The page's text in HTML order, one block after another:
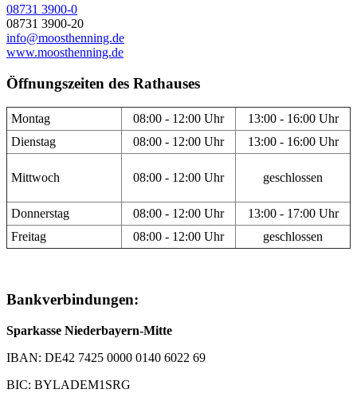
08731 3900-0
08731 3900-20
info@moosthenning.de
www.moosthenning.de
Öffnungszeiten des Rathauses
Montag 08:00 - 12:00 Uhr
13:00 - 16:00 Uhr
Dienstag
08:00 - 12:00 Uhr 13:00 - 16:00 Uhr
Mittwoch 08:00 - 12:00 Uhr geschlossen
Donnerstag 08:00 - 12:00 Uhr
13:00 - 17:00 Uhr
Freitag
08:00 - 12:00 Uhr geschlossen
Bankverbindungen:
Sparkasse Niederbayern-Mitte
IBAN: DE42 7425 0000 0140 6022 69
BIC: BYLADEM1SRG